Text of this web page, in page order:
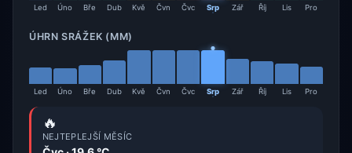
Led Úno Bře Dub Kvě Čvn Čvc Srp Zář Říj Lis Pro
ÚHRN SRÁŽEK (MM)
Led Úno Bře Dub Kvě Čvn Čvc Srp Zář Říj Lis Pro
🔥
NEJTEPLEJŠÍ MĚSÍC